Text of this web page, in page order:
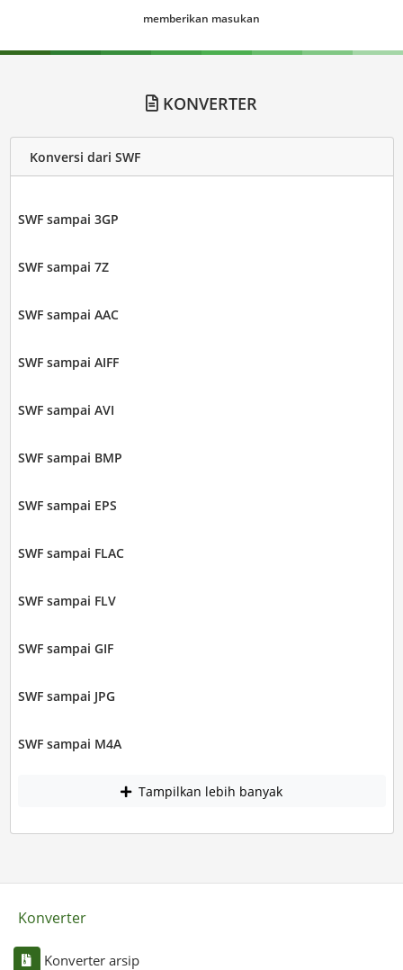
memberikan masukan
KONVERTER
Konversi dari SWF
SWF sampai 3GP
SWF sampai 7Z
SWF sampai AAC
SWF sampai AIFF
SWF sampai AVI
SWF sampai BMP
SWF sampai EPS
SWF sampai FLAC
SWF sampai FLV
SWF sampai GIF
SWF sampai JPG
SWF sampai M4A
Tampilkan lebih banyak
Konverter
Konverter arsip